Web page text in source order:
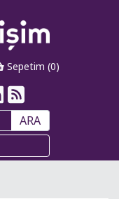
Sepetim (0)
ARA